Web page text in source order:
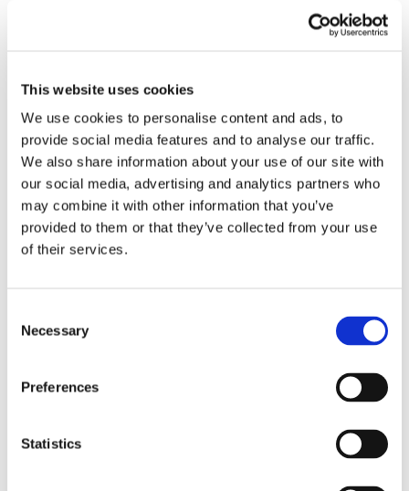
This website uses cookies
We use cookies to personalise content and ads, to
provide social media features and to analyse our traffic.
We also share information about your use of our site with
our social media, advertising and analytics partners who
may combine it with other information that you’ve
provided to them or that they’ve collected from your use
of their services.
Selection
Necessary
Preferences
Statistics
Obbligazioni solidali passive:
rapporti tra surrogazione legale e
regresso
nell'ambito delle obbligazioni solidali passive: il
CONDIVIDI SUI SOCIAL